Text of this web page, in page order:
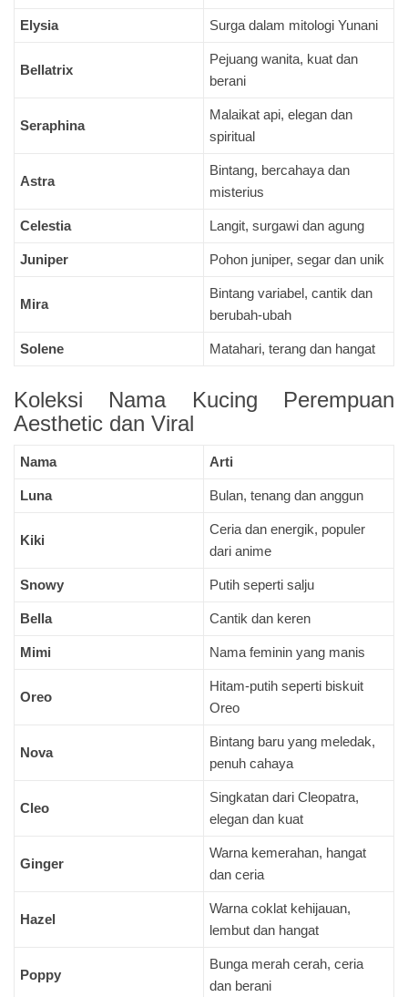
Elysia Surga dalam mitologi Yunani
Bellatrix
Pejuang wanita, kuat dan
berani
Seraphina
Malaikat api, elegan dan
spiritual
Astra
Bintang, bercahaya dan
misterius
Celestia Langit, surgawi dan agung
Juniper Pohon juniper, segar dan unik
Mira
Bintang variabel, cantik dan
berubah-ubah
Solene Matahari, terang dan hangat
Koleksi Nama Kucing Perempuan
Aesthetic dan Viral
Nama Arti
Luna Bulan, tenang dan anggun
Kiki
Ceria dan energik, populer
dari anime
Snowy Putih seperti salju
Bella Cantik dan keren
Mimi Nama feminin yang manis
Oreo
Hitam-putih seperti biskuit
Oreo
Nova
Bintang baru yang meledak,
penuh cahaya
Cleo
Singkatan dari Cleopatra,
elegan dan kuat
Ginger
Warna kemerahan, hangat
dan ceria
Hazel
Warna coklat kehijauan,
lembut dan hangat
Poppy
Bunga merah cerah, ceria
dan berani